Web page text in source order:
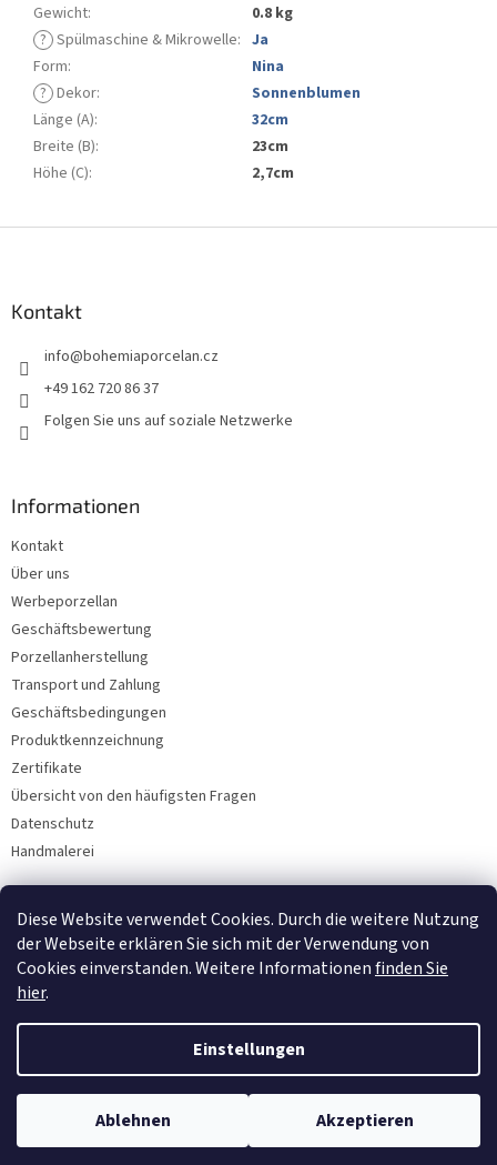
Diese Website verwendet Cookies. Durch die weitere Nutzung
der Webseite erklären Sie sich mit der Verwendung von
Cookies einverstanden. Weitere Informationenfinden Sie
hier.
Einstellungen
Ablehnen Akzeptieren
Gewicht:
0.8 kg
? Spülmaschine & Mikrowelle: Ja
Form:
Nina
? Dekor:
Sonnenblumen
Länge (A):
32cm
Breite (B):
23cm
Höhe (C): 2,7cm
Kontakt
info@bohemiaporcelan.cz
+49 162 720 86 37
Folgen Sie uns auf soziale Netzwerke
Informationen
Kontakt
Über uns
Werbeporzellan
Geschäftsbewertung
Porzellanherstellung
Transport und Zahlung
Geschäftsbedingungen
Produktkennzeichnung
Zertifikate
Übersicht von den häufigsten Fragen
Datenschutz
Handmalerei
Facebook
Copyright 2026Bohemia Porzellan 1987 . Alle Rechte vorbehalten.